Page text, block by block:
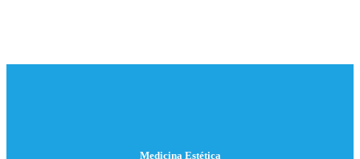
Medicina Estética